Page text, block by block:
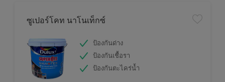
ซูเปอร์โคท นาโนเท็กซ์
ป้องกันด่าง
ป้องกันเชื้อรา
ป้องกันตะไคร่น้ำ